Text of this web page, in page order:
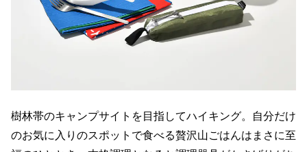
樹林帯のキャンプサイトを目指してハイキング。自分だけ
のお気に入りのスポットで食べる贅沢山ごはんはまさに至